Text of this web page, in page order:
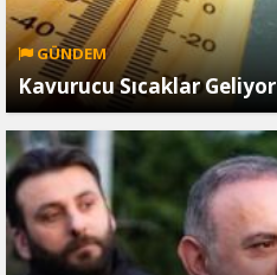
GÜNDEM
Kavurucu Sıcaklar Geliyor